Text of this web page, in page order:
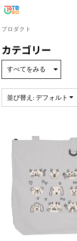
プロダクト
カテゴリー
並び替え: デフォルト
デフォルト
新着順